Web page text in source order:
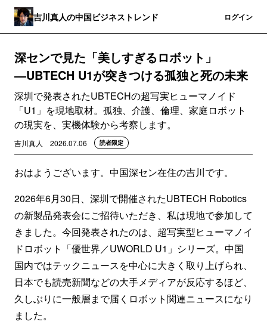
吉川真人の中国ビジネストレンド ログイン
深センで見た「美しすぎるロボット」
―UBTECH U1が突きつける孤独と死の未来
深圳で発表されたUBTECHの超写実ヒューマノイド
「U1」を現地取材。孤独、介護、倫理、家庭ロボット
の現実を、実機体験から考察します。
吉川真人 2026.07.06 読者限定
おはようございます。中国深セン在住の吉川です。
2026年6月30日、深圳で開催されたUBTECH Robotics
の新製品発表会にご招待いただき、私は現地で参加して
きました。今回発表されたのは、超写実型ヒューマノイ
ドロボット「優世界／UWORLD U1」シリーズ。中国
国内ではテックニュースを中心に大きく取り上げられ、
日本でも読売新聞などの大手メディアが反応するほど、
久しぶりに一般層まで届くロボット関連ニュースになり
ました。